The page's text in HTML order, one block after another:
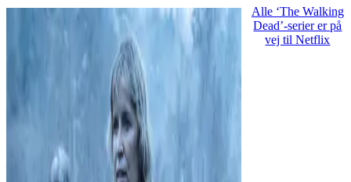
Alle ‘The Walking
Dead’-serier er på
vej til Netflix